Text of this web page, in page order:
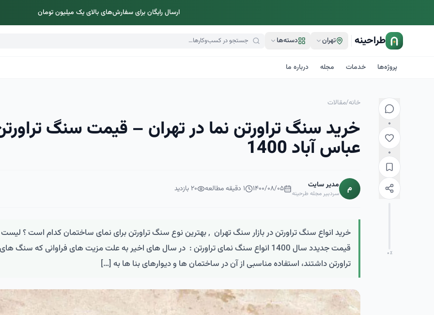
ارسال رایگان برای سفارش‌های بالای یک میلیون تومان
طراحینه تهران دسته‌ها
پروژه‌ها خدمات مجله درباره ما
۰
۰
۰٪
خانه/مقالات
خرید سنگ تراورتن نما در تهران – قیمت سنگ
عباس آباد 1400
م مدیر سایت
سردبیر مجله طرحینه ۱۴۰۰/۰۸/۰۵ ۱ دقیقه مطالعه ۲۰بازدید
خرید انواع سنگ تراورتن در بازار سنگ تهران , بهترین نوع سنگ تراورتن برای نمای ساختمان کدام است ؟ لیست
قیمت جدیدد سال 1400 انواع سنگ نمای تراورتن : در سال های اخیر به علت مزیت های فراوانی که سنگ های
تراورتن داشتند، استفاده مناسبی از آن در ساختمان ها و دیوارهای بنا ها به […]